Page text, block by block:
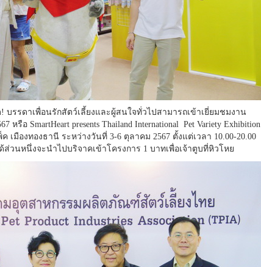
รรดาเพื่อนรักสัตว์เลี้ยงและผู้สนใจทั่วไปสามารถเข้าเยี่ยมชมงาน
หรือ SmartHeart presents Thailand International Pet Variety Exhibition
เมืองทองธานี ระหว่างวันที่ 3-6 ตุลาคม 2567 ตั้งแต่เวลา 10.00-20.00
วนหนึ่งจะนำไปบริจาคเข้าโครงการ 1 บาทเพื่อเจ้าตูบที่หิวโหย